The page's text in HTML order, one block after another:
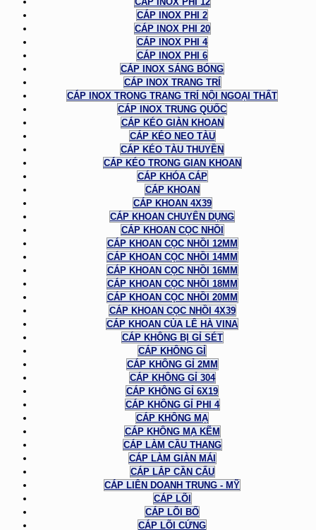
CÁP INOX PHI 2
CÁP INOX PHI 20
CÁP INOX PHI 4
CÁP INOX PHI 6
CÁP INOX SÁNG BÓNG
CÁP INOX TRANG TRÍ
CÁP INOX TRONG TRANG TRÍ NỘI NGOẠI THẤT
CÁP INOX TRUNG QUỐC
CÁP KÉO GIÀN KHOAN
CÁP KÉO NEO TÀU
CÁP KÉO TÀU THUYỀN
CÁP KÉO TRONG GIAN KHOAN
CÁP KHÓA CÁP
CÁP KHOAN
CÁP KHOAN 4X39
CÁP KHOAN CHUYÊN DỤNG
CÁP KHOAN CỌC NHỒI
CÁP KHOAN CỌC NHỒI 12MM
CÁP KHOAN CỌC NHỒI 14MM
CÁP KHOAN CỌC NHỒI 16MM
CÁP KHOAN CỌC NHỒI 18MM
CÁP KHOAN CỌC NHỒI 20MM
CÁP KHOAN CỌC NHỒI 4X39
CÁP KHOAN CỦA LÊ HÀ VINA
CÁP KHÔNG BỊ GỈ SÉT
CÁP KHÔNG GỈ
CÁP KHÔNG GỈ 2MM
CÁP KHÔNG GỈ 304
CÁP KHÔNG GỈ 6X19
CÁP KHÔNG GỈ PHI 4
CÁP KHÔNG MẠ
CÁP KHÔNG MẠ KẼM
CÁP LÀM CẦU THANG
CÁP LÀM GIÀN MÁI
CÁP LẮP CẦN CẨU
CÁP LIÊN DOANH TRUNG - MỸ
CÁP LÕI
CÁP LÕI BỐ
CÁP LÕI CỨNG